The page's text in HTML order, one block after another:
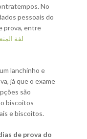
No
pessoais do
prova, entre
لفة
lanchinho e
já que o exame
são
biscoitos
e biscoitos.
de prova do